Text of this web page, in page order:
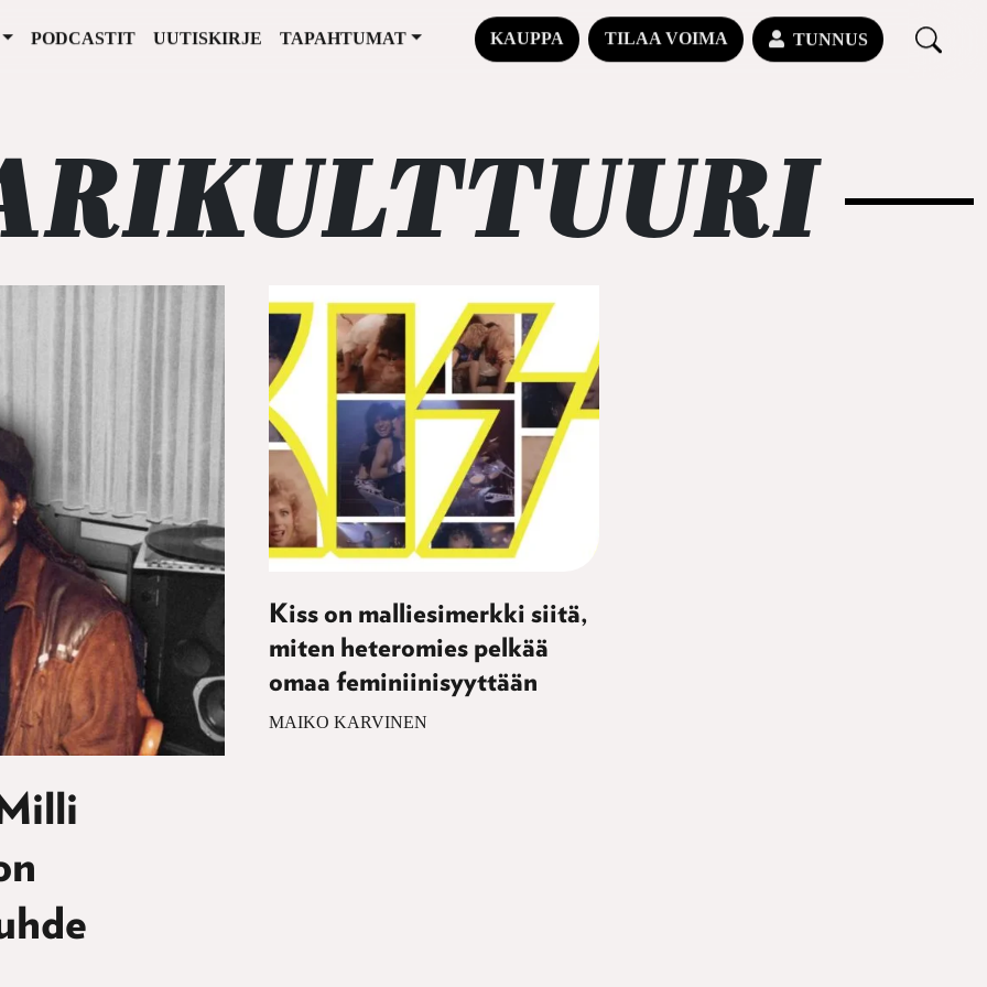
PODCASTIT UUTISKIRJE TAPAHTUMAT KAUPPA TILAA VOIMA TUNNUS
Kiss on malliesimerkki siitä,
miten heteromies pelkää
omaa feminiinisyyttään
MAIKO KARVINEN